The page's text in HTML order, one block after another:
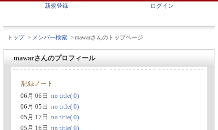
新規登録 ログイン
トップ > メンバー検索 > mawarさんのトップページ
mawarさんのプロフィール
記録ノート
06月 06日
no title( 0)
06月 05日
no title( 0)
05月 17日
no title( 0)
05月 16日
no title( 0)